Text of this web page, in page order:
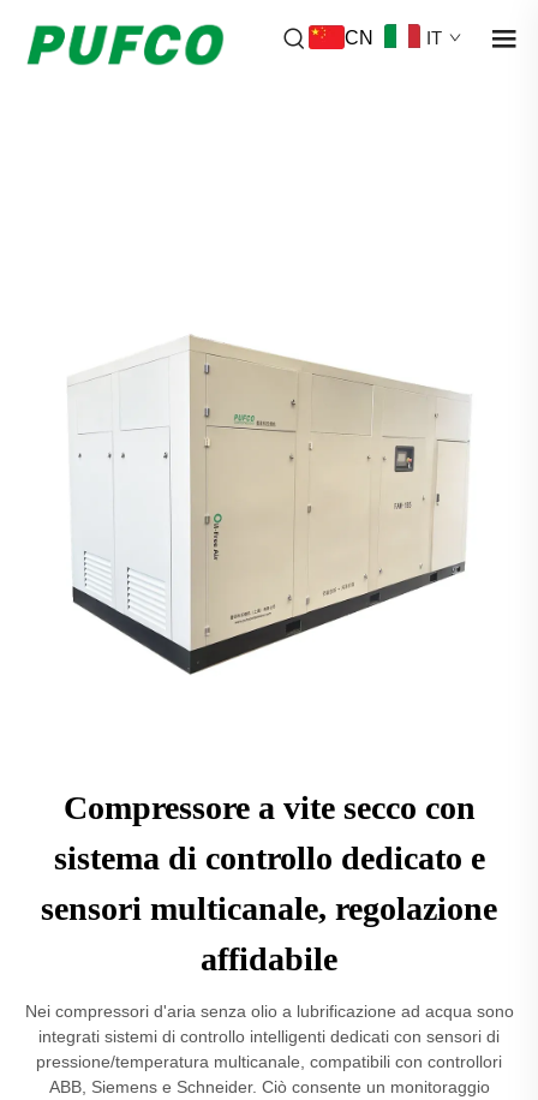
CN IT
Compressore a vite secco con
sistema di controllo dedicato e
sensori multicanale, regolazione
affidabile
Nei compressori d'aria senza olio a lubrificazione ad acqua sono
integrati sistemi di controllo intelligenti dedicati con sensori di
pressione/temperatura multicanale, compatibili con controllori
ABB, Siemens e Schneider. Ciò consente un monitoraggio